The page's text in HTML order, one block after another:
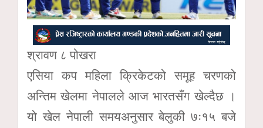
श्रावण ८ पोखरा
एसिया कप महिला क्रिकेटको समूह चरणको
अन्तिम खेलमा नेपालले आज भारतसँग खेल्दैछ ।
यो खेल नेपाली समयअनुसार बेलुकी ७ः१५ बजे